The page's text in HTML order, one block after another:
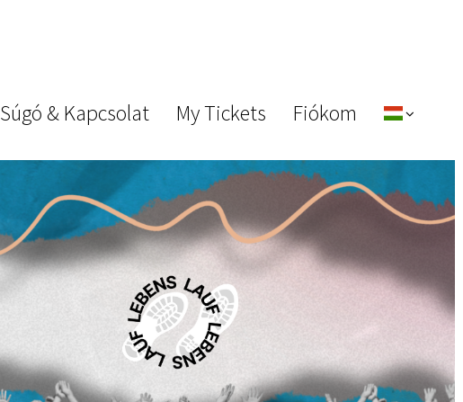
Súgó & Kapcsolat My Tickets Fiókom